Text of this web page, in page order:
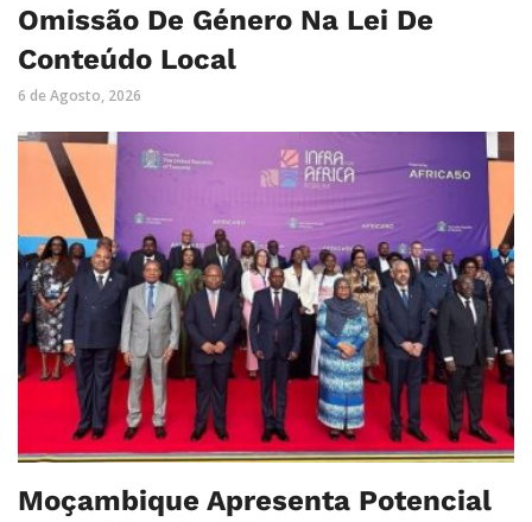
Omissão De Género Na Lei De
Conteúdo Local
6 de Agosto, 2026
Moçambique Apresenta Potencial